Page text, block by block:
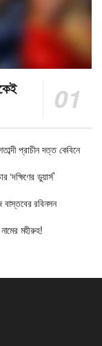
প্রাচীন দত্ত কেবিনে
ডুয়ার্স’
বাস্তবের রবিনসন
মহীরুহ!